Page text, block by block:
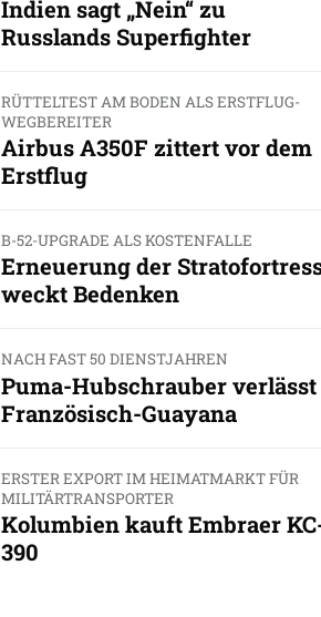
Indien sagt „Nein“ zu
Russlands Superfighter
RÜTTELTEST AM BODEN ALS ERSTFLUG-
WEGBEREITER
Airbus A350F zittert vor dem
Erstflug
B-52-UPGRADE ALS KOSTENFALLE
Erneuerung der
weckt Bedenken
NACH FAST 50 DIENSTJAHREN
Puma-Hubschrauber verlässt
Französisch-Guayana
ERSTER EXPORT IM HEIMATMARKT FÜR
MILITÄRTRANSPORTER
Kolumbien kauft Embraer
390